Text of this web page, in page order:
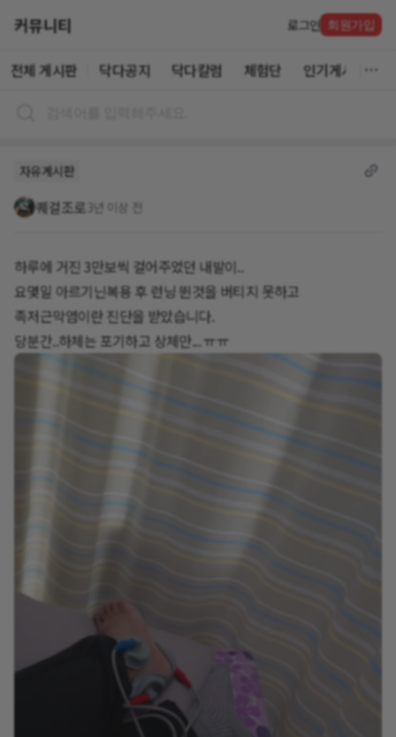
커뮤니티 로그인 회원가입
전체 게시판 닥다공지 닥다칼럼 체험단 인기게시글
자유게시판
퀘걸조로 3년 이상 전
하루에 거진 3만보씩 걸어주었던 내발이..
요몇일 아르기닌복용 후 런닝 뛴것을 버티지 못하고
족저근막염이란 진단을 받았습니다.
당분간..하체는 포기하고 상체만... ㅠㅠ